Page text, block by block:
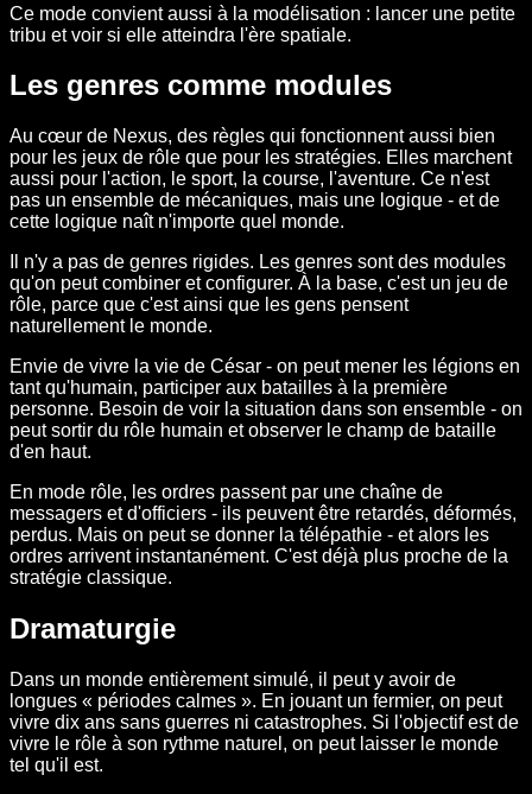
Ce mode convient aussi à la modélisation : lancer une petite
tribu et voir si elle atteindra l'ère spatiale.
Les genres comme modules
Au cœur de Nexus, des règles qui fonctionnent aussi bien
pour les jeux de rôle que pour les stratégies. Elles marchent
aussi pour l'action, le sport, la course, l'aventure. Ce n'est
pas un ensemble de mécaniques, mais une logique - et de
cette logique naît n'importe quel monde.
Il n'y a pas de genres rigides. Les genres sont des modules
qu'on peut combiner et configurer. À la base, c'est un jeu de
rôle, parce que c'est ainsi que les gens pensent
naturellement le monde.
Envie de vivre la vie de César - on peut mener les légions en
tant qu'humain, participer aux batailles à la première
personne. Besoin de voir la situation dans son ensemble - on
peut sortir du rôle humain et observer le champ de bataille
d'en haut.
En mode rôle, les ordres passent par une chaîne de
messagers et d'officiers - ils peuvent être retardés, déformés,
perdus. Mais on peut se donner la télépathie - et alors les
ordres arrivent instantanément. C'est déjà plus proche de la
stratégie classique.
Dramaturgie
Dans un monde entièrement simulé, il peut y avoir de
longues « périodes calmes ». En jouant un fermier, on peut
vivre dix ans sans guerres ni catastrophes. Si l'objectif est de
vivre le rôle à son rythme naturel, on peut laisser le monde
tel qu'il est.